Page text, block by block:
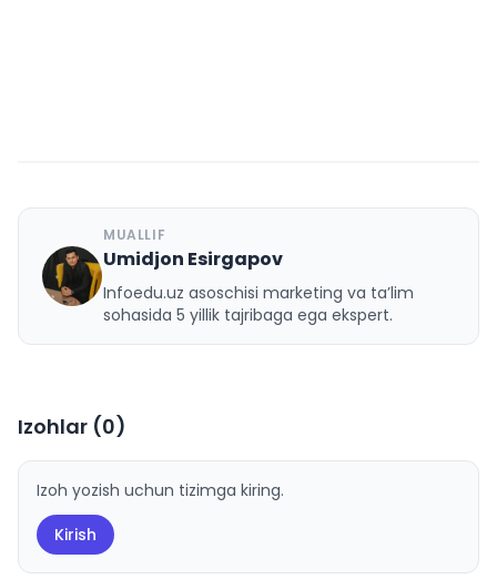
U
MUALLIF
Umidjon Esirgapov
Infoedu.uz asoschisi marketing va ta’lim
sohasida 5 yillik tajribaga ega ekspert.
Izohlar (0)
Izoh yozish uchun tizimga kiring.
Kirish